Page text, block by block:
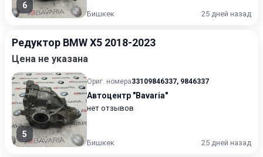
6
Бишкек 25 дней назад
Редуктор BMW X5 2018-2023
Цена не указана
5
Ориг. номера33109846337, 9846337
Автоцентр "Bavaria"
нет отзывов
Бишкек 25 дней назад